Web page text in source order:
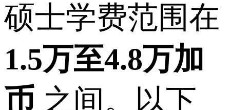
硕士学费范围在
1.5万至4.8万加
币 之间。以下